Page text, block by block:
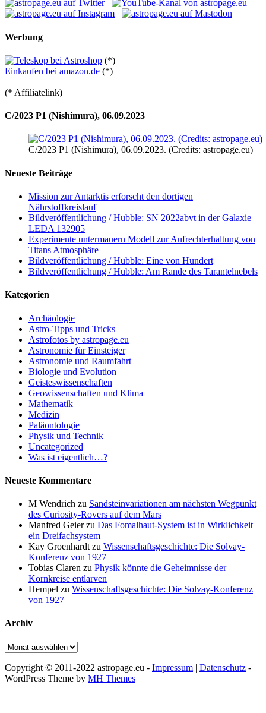
Werbung
(*)
Einkaufen bei amazon.de (*)
(* Affiliatelink)
C/2023 P1 (Nishimura), 06.09.2023
C/2023 P1 (Nishimura), 06.09.2023. (Credits: astropage.eu)
Neueste Beiträge
Mission zur Antarktis erforscht den dortigen
Nährstoffkreislauf
Bildveröffentlichung / Hubble: SN 2022abvt in der Galaxie
LEDA 132905
Experimente untermauern Modell zur Aufrechterhaltung von
Titans Atmosphäre
Bildveröffentlichung / Hubble: Eine von Hundert
Bildveröffentlichung / Hubble: Am Rande des Tarantelnebels
Kategorien
Archäologie
Astro-Tipps und Tricks
Astrofotos by astropage.eu
Astronomie für Einsteiger
Astronomie und Raumfahrt
Biologie und Evolution
Geisteswissenschaften
Geowissenschaften und Klima
Mathematik
Medizin
Paläontologie
Physik und Technik
Uncategorized
Was ist eigentlich…?
Neueste Kommentare
M Wendrich zu Sandsteinvariationen am nächsten Wegpunkt
des Curiosity-Rovers auf dem Mars
Manfred Geierzu Das Fomalhaut-System ist in Wirklichkeit
ein Dreifachsystem
Kay Groenhardt zu Wissenschaftsgeschichte: Die Solvay-
Konferenz von 1927
Tobias Claren zu Physik könnte die Geheimnisse der
Kornkreise entlarven
Hempel zu Wissenschaftsgeschichte: Die Solvay-Konferenz
von 1927
Archiv
Archiv
Copyright © 2011-2022 astropage.eu - Impressum | Datenschutz -
WordPress Theme by MH Themes